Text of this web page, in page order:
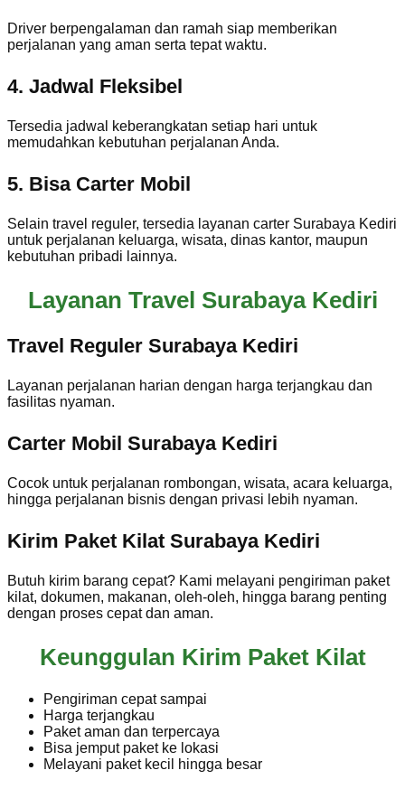
Driver berpengalaman dan ramah siap memberikan
perjalanan yang aman serta tepat waktu.
4. Jadwal Fleksibel
Tersedia jadwal keberangkatan setiap hari untuk
memudahkan kebutuhan perjalanan Anda.
5. Bisa Carter Mobil
Selain travel reguler, tersedia layanan carter Surabaya Kediri
untuk perjalanan keluarga, wisata, dinas kantor, maupun
kebutuhan pribadi lainnya.
Layanan Travel Surabaya Kediri
Travel Reguler Surabaya Kediri
Layanan perjalanan harian dengan harga terjangkau dan
fasilitas nyaman.
Carter Mobil Surabaya Kediri
Cocok untuk perjalanan rombongan, wisata, acara keluarga,
hingga perjalanan bisnis dengan privasi lebih nyaman.
Kirim Paket Kilat Surabaya Kediri
Butuh kirim barang cepat? Kami melayani pengiriman paket
kilat, dokumen, makanan, oleh-oleh, hingga barang penting
dengan proses cepat dan aman.
Keunggulan Kirim Paket Kilat
Pengiriman cepat sampai
Harga terjangkau
Paket aman dan terpercaya
Bisa jemput paket ke lokasi
Melayani paket kecil hingga besar